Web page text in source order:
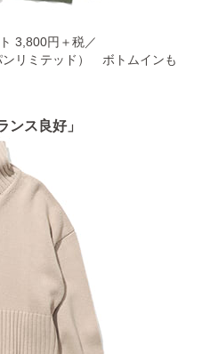
3,800円＋税／
ンリミテッド） ボトムインも
ンス良好」